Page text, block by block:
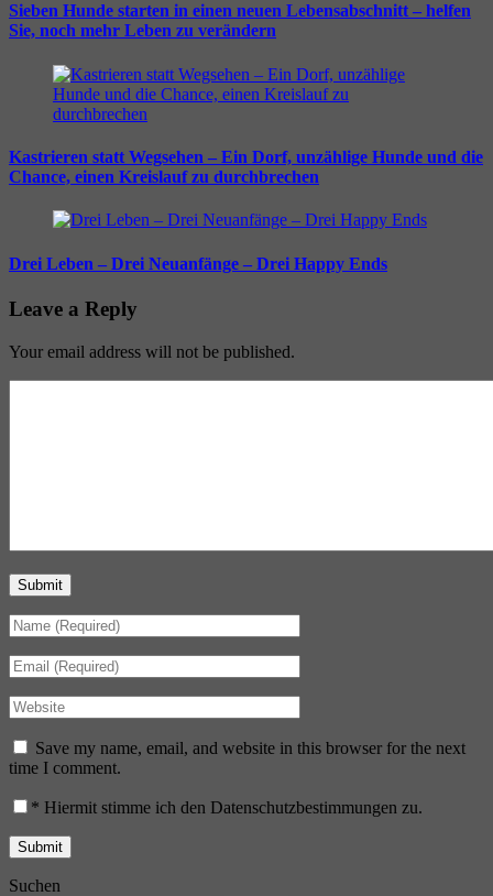
Sieben Hunde starten in einen neuen Lebensabschnitt – helfen
Sie, noch mehr Leben zu verändern
Kastrieren statt Wegsehen – Ein Dorf, unzählige Hunde und die
Chance, einen Kreislauf zu durchbrechen
Drei Leben – Drei Neuanfänge – Drei Happy Ends
Leave a Reply
Your email address will not be published.
Submit
Save my name, email, and website in this browser for the next
time I comment.
* Hiermit stimme ich den Datenschutzbestimmungen zu.
Suchen